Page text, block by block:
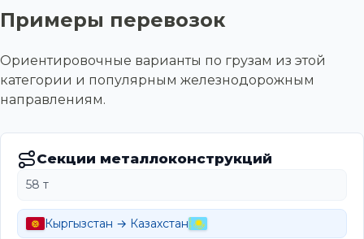
Примеры перевозок
Ориентировочные варианты по грузам из этой
категории и популярным железнодорожным
направлениям.
Секции металлоконструкций
58 т
Кыргызстан → Казахстан